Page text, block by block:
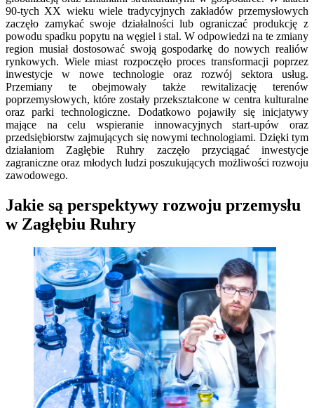
90-tych XX wieku wiele tradycyjnych zakładów przemysłowych
zaczęło zamykać swoje działalności lub ograniczać produkcję z
powodu spadku popytu na węgiel i stal. W odpowiedzi na te zmiany
region musiał dostosować swoją gospodarkę do nowych realiów
rynkowych. Wiele miast rozpoczęło proces transformacji poprzez
inwestycje w nowe technologie oraz rozwój sektora usług.
Przemiany te obejmowały także rewitalizację terenów
poprzemysłowych, które zostały przekształcone w centra kulturalne
oraz parki technologiczne. Dodatkowo pojawiły się inicjatywy
mające na celu wspieranie innowacyjnych start-upów oraz
przedsiębiorstw zajmujących się nowymi technologiami. Dzięki tym
działaniom Zagłębie Ruhry zaczęło przyciągać inwestycje
zagraniczne oraz młodych ludzi poszukujących możliwości rozwoju
zawodowego.
Jakie są perspektywy rozwoju przemysłu
w Zagłębiu Ruhry